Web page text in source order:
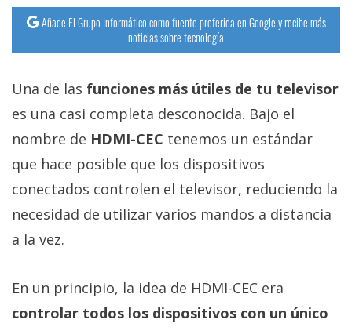
Añade El Grupo Informático como fuente preferida en Google y recibe más
noticias sobre tecnología
Una de las funciones más útiles de tu televisor
es una casi completa desconocida. Bajo el
nombre de HDMI-CEC tenemos un estándar
que hace posible que los dispositivos
conectados controlen el televisor, reduciendo la
necesidad de utilizar varios mandos a distancia
a la vez.
En un principio, la idea de HDMI-CEC era
controlar todos los dispositivos con un único